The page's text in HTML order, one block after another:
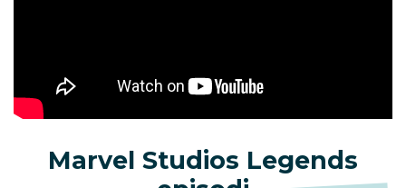
Marvel Studios Legends